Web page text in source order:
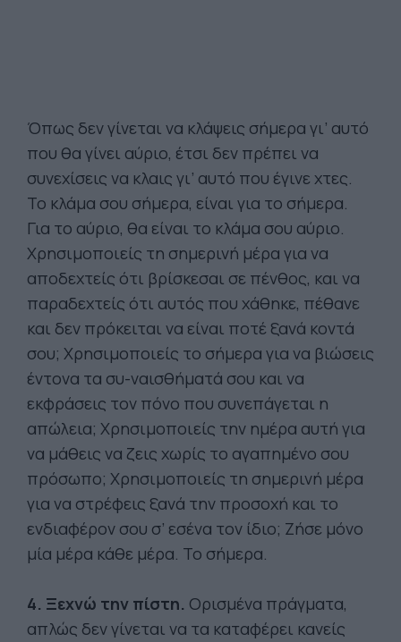
Όπως δεν γίνεται να κλάψεις σήμερα γι’ αυτό
που θα γίνει αύριο, έτσι δεν πρέπει να
συνεχίσεις να κλαις γι’ αυτό που έγινε χτες.
Το κλάμα σου σήμερα, είναι για το σήμερα.
Για το αύριο, θα είναι το κλάμα σου αύριο.
Χρησιμοποιείς τη σημερινή μέρα για να
αποδεχτείς ότι βρίσκεσαι σε πένθος, και να
παραδεχτείς ότι αυτός που χάθηκε, πέθανε
και δεν πρόκειται να είναι ποτέ ξανά κοντά
σου; Χρησιμοποιείς το σήμερα για να βιώσεις
έντονα τα συ-ναισθήματά σου και να
εκφράσεις τον πόνο που συνεπάγεται η
απώλεια; Χρησιμοποιείς την ημέρα αυτή για
να μάθεις να ζεις χωρίς το αγαπημένο σου
πρόσωπο; Χρησιμοποιείς τη σημερινή μέρα
για να στρέφεις ξανά την προσοχή και το
ενδιαφέρον σου σ’ εσένα τον ίδιο; Ζήσε μόνο
μία μέρα κάθε μέρα. Το σήμερα.
4. Ξεχνώ την πίστη. Ορισμένα πράγματα,
απλώς δεν γίνεται να τα καταφέρει κανείς